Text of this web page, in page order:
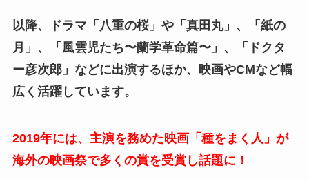
以降、ドラマ「八重の桜」や「真田丸」、「紙の
月」、「風雲児たち〜蘭学革命篇〜」、「ドクタ
ー彦次郎」などに出演するほか、映画やCMなど幅
広く活躍しています。
2019年には、主演を務めた映画「種をまく人」が
海外の映画祭で多くの賞を受賞し話題に！